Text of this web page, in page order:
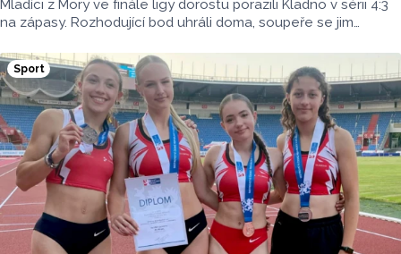
Mladíci z Mory ve finále ligy dorostu porazili Kladno v sérii 4:3
na zápasy. Rozhodující bod uhráli doma, soupeře se jim
Sport